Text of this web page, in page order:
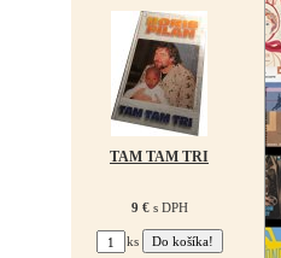
TAM TAM TRI
9 €s DPH
ks